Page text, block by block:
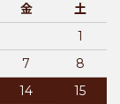
金
土
1
7
8
14
15